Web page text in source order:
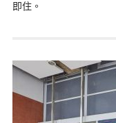
即住。